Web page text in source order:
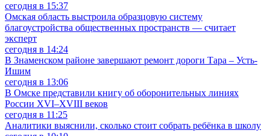
сегодня в 15:37
Омская область выстроила образцовую систему
благоустройства общественных пространств — считает
эксперт
сегодня в 14:24
В Знаменском районе завершают ремонт дороги Тара – Усть-
Ишим
сегодня в 13:06
В Омске представили книгу об оборонительных линиях
России XVI–XVIII веков
сегодня в 11:25
Аналитики выяснили, сколько стоит собрать ребёнка в школу